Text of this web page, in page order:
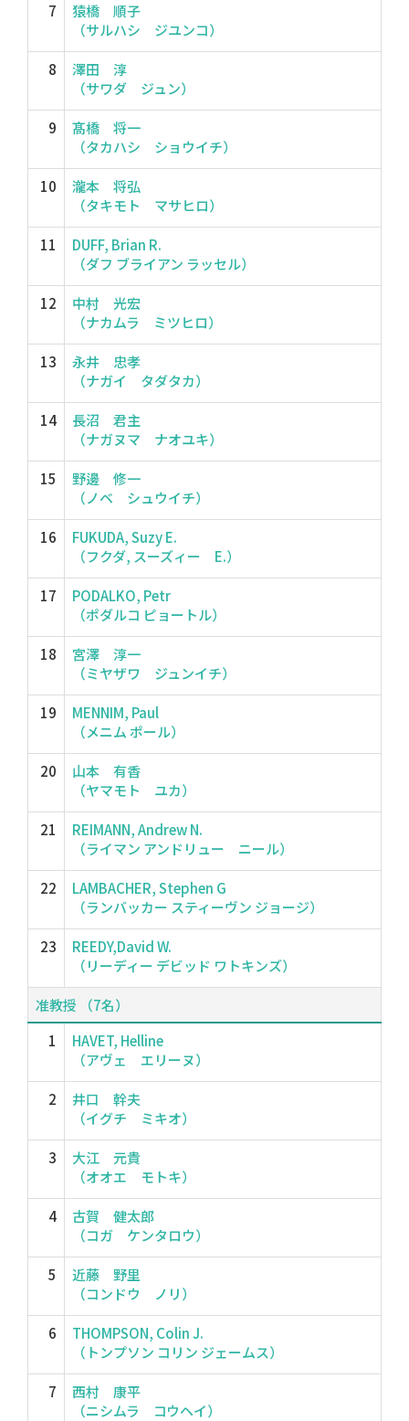
7
猿橋 順子
（サルハシ ジユンコ）
8
澤田 淳
（サワダ ジュン）
9
髙橋 将一
（タカハシ ショウイチ）
10
瀧本 将弘
（タキモト マサヒロ）
11
DUFF, Brian R.
（ダフ ブライアン ラッセル）
12
中村 光宏
（ナカムラ ミツヒロ）
13
永井 忠孝
（ナガイ タダタカ）
14
長沼 君主
（ナガヌマ ナオユキ）
15
野邊 修一
（ノベ シュウイチ）
16
FUKUDA, Suzy E.
（フクダ, スーズィー E.）
17
PODALKO, Petr
（ポダルコ ピョートル）
18
宮澤 淳一
（ミヤザワ ジュンイチ）
19
MENNIM, Paul
（メニム ポール）
20
山本 有香
（ヤマモト ユカ）
21
REIMANN, Andrew N.
（ライマン アンドリュー ニール）
22
LAMBACHER, Stephen G
（ランバッカー スティーヴン ジョージ）
23
REEDY,David W.
（リーディー デビッド ワトキンズ）
准教授 （7名）
1
HAVET, Helline
（アヴェ エリーヌ）
2
井口 幹夫
（イグチ ミキオ）
3
大江 元貴
（オオエ モトキ）
4
古賀 健太郎
（コガ ケンタロウ）
5
近藤 野里
（コンドウ ノリ）
6
THOMPSON, Colin J.
（トンプソン コリン ジェームス）
7
西村 康平
（ニシムラ コウヘイ）